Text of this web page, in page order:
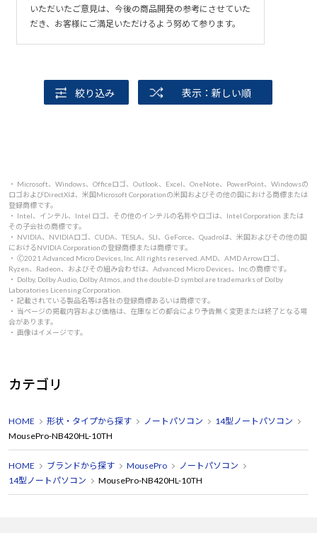
いただいたご意見は、今後の商品開発の参考にさせていた
だき、お客様にご満足いただけるよう努めて参ります。
絞り込み 表示：新しい順
・ Microsoft、Windows、Officeロゴ、Outlook、Excel、OneNote、PowerPoint、Windowsの
ロゴおよびDirectXは、米国Microsoft Corporationの米国およびその他の国における商標または
登録商標です。
・ Intel、インテル、Intel ロゴ、その他のインテルの名称やロゴは、Intel Corporation または
その子会社の商標です。
・ NVIDIA、NVIDIAロゴ、CUDA、TESLA、SLI、GeForce、Quadroは、米国およびその他の国
におけるNVIDIA Corporationの登録商標または商標です。
・ 🄫2021 Advanced Micro Devices, Inc. All rights reserved. AMD、AMD Arrowロゴ、
Ryzen、Radeon、およびその組み合わせは、Advanced Micro Devices、Inc.の商標です。
・ Dolby, Dolby Audio, Dolby Atmos, and the double-D symbol are trademarks of Dolby
Laboratories Licensing Corporation.
・ 記載されている製品名等は各社の登録商標あるいは商標です。
・ 当ページの掲載内容および価格は、在庫などの都合により予告無く変更または終了となる場
合があります。
・ 画像はイメージです。
カテゴリ
HOME 形状・タイプから探す ノートパソコン
14型ノートパソコン
MousePro-NB420HL-10TH
HOME ブランドから探す MousePro
ノートパソコン
14型ノートパソコン
MousePro-NB420HL-10TH